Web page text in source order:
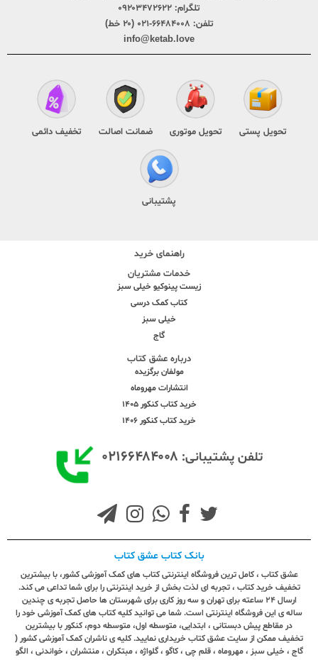
تلگرام: ۰۹۲۰۳۴۷۲۶۲۲
تلفن: ۶۶۴۸۴۰۰۸-۰۲۱ (۲۰ خط)
info@ketab.love
تحویل پستی تحویل موتوری ضمانت اصالت تخفیف دائمی
پشتیبانی
راهنمای خرید
خدمات مشتریان
زیست پینوکیو خیلی سبز
کتاب کمک درسی
خیلی سبز
گاج
درباره عشق کتاب
مولفان برگزیده
انتشارات مهروماه
خرید کتاب کنکور 1405
خرید کتاب کنکور 1406
تلفن پشتیبانی: ۰۲۱۶۶۴۸۴۰۰۸
بانک کتاب عشق کتاب
عشق کتاب ، کامل ترین فروشگاه اینترنتی کتاب های کمک آموزشی کشور، با بیشترین
تخفیف خرید کتاب ، تجربه ای لذت بخش از خرید اینترنتی را برای شما تداعی می کند.
ارسال ٢٤ ساعته برای تهران و سه روز کاری برای شهرستان ها حاصل تجربه ی چندین
ساله ی این فروشگاه اینترنتی است. شما می توانید کلیه کتاب های کمک آموزشی خود را
در مقاطع پیش دبستانی ، ابتدایی، متوسطه اول، متوسطه دوم، کنکور با بیشترین
تخفیف ممکن از سایت عشق کتاب خریداری نمایید. کلیه ی ناشران کمک آموزشی کشور (
گاج ، خیلی سبز ، مهروماه ، قلم چی ، کاگو ، گلواژه ، مبتکران ، منتشران ، خواندنی ، الگو